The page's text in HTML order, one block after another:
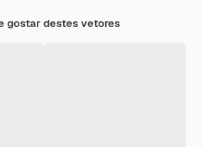
gostar destes vetores